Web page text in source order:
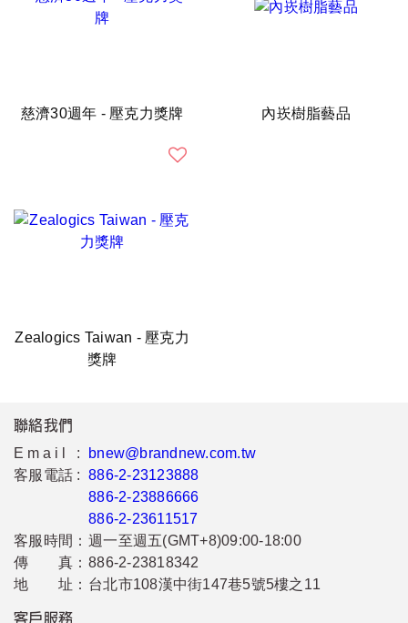
慈濟30週年 - 壓克力獎牌 內崁樹脂藝品
Zealogics Taiwan - 壓克力
獎牌
聯絡我們
Email :
bnew@brandnew.com.tw
客服電話 : 886-2-23123888
886-2-23886666
886-2-23611517
客服時間： 週一至週五(GMT+8)09:00-18:00
傳 真： 886-2-23818342
地 址： 台北市108漢中街147巷5號5樓之11